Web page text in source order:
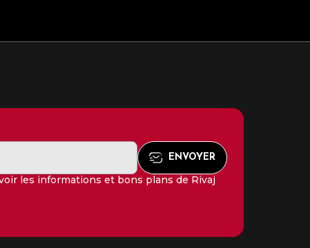
les informations et bons plans de Rivaj